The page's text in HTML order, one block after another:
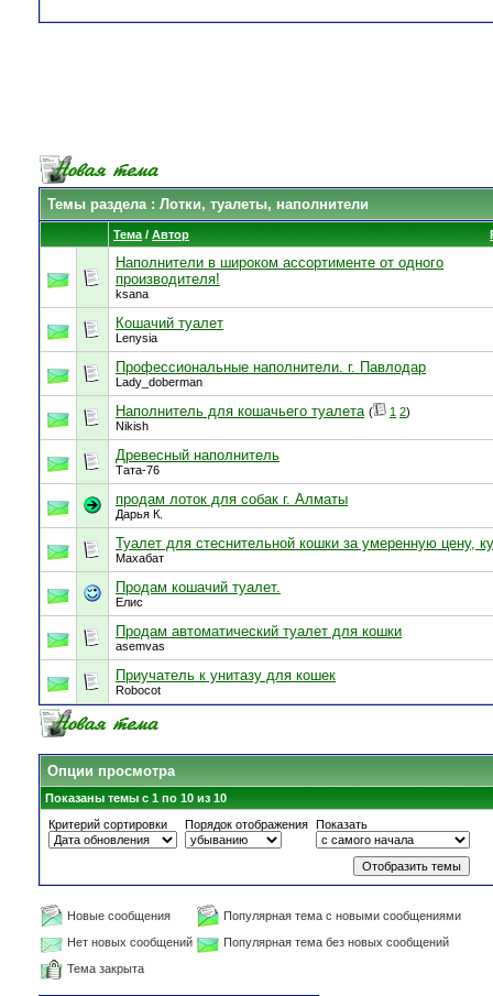
Темы раздела: Лотки, туалеты, наполнители
Тема / Автор
Наполнители в широком ассортименте от одного
производителя!
ksana
Кошачий туалет
Lenysia
Профессиональные наполнители. г. Павлодар
Lady_doberman
Наполнитель для кошачьего туалета ( 1 2)
Nikish
Древесный наполнитель
Тата-76
продам лоток для собак г. Алматы
Дарья К.
Туалет для стеснительной кошки за умеренную цену,
Махабат
Продам кошачий туалет.
Елис
Продам автоматический туалет для кошки
asemvas
Приучатель к унитазу для кошек
Robocot
Опции просмотра
Показаны темы с 1 по 10 из 10
Критерий сортировки
Порядок отображения Показать
Новые сообщения
Популярная тема с новыми сообщениями
Нет новых сообщений
Популярная тема без новых сообщений
Тема закрыта